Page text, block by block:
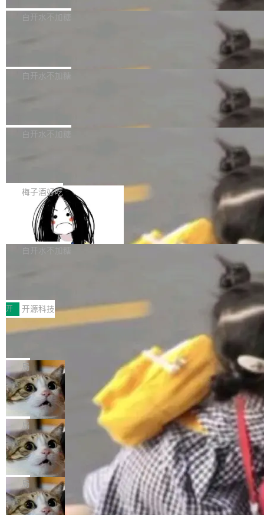
不得生成涉及安全性的关键变更，除非作者本身
36个月。 公告显示，本次宇树科技战略配售对
员工参与设立的专项资产管理计划。其中，Dee
获配9...
Bug fixes and enhancements 修复多次传递同
一个回归问题，该问题导致拉取镜像时会拒绝包
题，该问题可能导致在旧版 Linux 内核...
白开水不加糖
e 孵化器项目管理委员会（IPMC）投票中获得
P）！这一里程碑不仅标志着 Fluss 迈入新的发
白开水不加糖
长期停止内容更新，未能实现其作为“AI版维基百
提交的编辑请求也长期处于待处理状态。 Groki
pedia 于去年底上线，定位为由人工智能生成内
容的百科平台，被马斯克视为传统众包百科网站
维基百科的替代方案。Lawfare 调查发现，无论
热门页面还是低关注度页面，均未出现近期更
白开水不加糖
是这样的：配 MessageSource 的 Bean、写 R
eloadableResourceBundleMessageSource、
声明 LocaleResolver、注册 LocaleChangeInt
erceptor…五六步之后才能看到第一行翻译文
本。 Solon 换了个方式。整个 i18n 模块围绕三
梅子酒好吃
Apache Doris 4.1 全面增强 Iceberg：
支持 UPDATE、MERGE INTO 与 Iceb
erg V3
Apache Doris 4.1 要补齐的，正是缺失的那一
半。在已有查询能力的基础上，Doris 进一步支
常维护操作，并完整支持 Iceberg V3 格式。
白开水不加糖
村国家自主创新示范区会议中心开幕。本届大会
由中关村智联软件服务业质量创新联盟主办，以
“智构可信·质创未来——AI原生时代的质量新范
式”为主题，直面AI从实验室走向规模化产业落地
的核心质量命题。会上，《2026智能研发生产力
工具选型手册》发布，Testin云测的Testin XAge
nt智能测试系统入选AI测试领域代表产品。对CI
O而言，这提示了一个转变：AI测试正在从效率
工具升级为企业的质量基础设施。 CIO面对的新
现实 过去两年，CIO们的焦虑清单上多了两项：
一是如何让大模型和智能体应用安全地从PoC走
向生产，二是如何让测试团队跟得上AI应用...
开 开源科技
让非法状态不可表示：一篇关于 ADT
有一种东西，一旦用过就回不去了。Alex Fedos
eev 管它叫"软件设计的基石"。 他说的东西不新
鲜——代数数据类型（ADT），尤其是和类型
（sum type）。但他说清楚了一件事：这不是类
型系统的学术体操，是日常编码的思维方式。 文
章从一个简单的例子切入。一个网站的深色主题
设置，如果用布尔值 + 可空字段来表示——bool
ean 表示是否可切换，nullable 的默认模式、浅
色方案、深色方案——会产生大量无意义的组
合。方案缺了、配置冲突了、全 null 了。要知道
哪些组合有效，作者说，你得靠"文档、校验、或
者部落知识"。 换个写法。Rust 的 enum，两个
局
Cloudflare 开源内部企业 AI 平台 Clou
dflare OS
Cloudflare 发布了一个开源项目 Cloudflare O
S。如果你只看官方博客，你会觉得这是又一
个"AI 知识库 + 聊天机器人"——每个大厂都在
做，没什么新鲜的。 但 Kenton Varda 在 Twitte
r 上把事情说清楚了： 今天我们发布了 Cloudfla
re OS，一个带连接器的聊天机器人，跟其他所
有科技公司做的一样。只不过，实际上它不一
样。这是 Sandstorm.io 的重制版，我十年前的
局
Deno 团队开源 Celld，可自托管的分
布式 Durable Objects
Ryan Dahl 领导的 Deno 团队推出了最新开源项
目 Celld，一个能在自己机器上运行 Cloudflare
Workers 和 Durable Objects 的守护进程。 设
计思路很直接：每个对象是一个独立的 SQLite
局
鲁大师7月新机性能/流畅/AI榜：vivo夺